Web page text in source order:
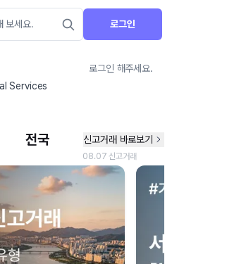
로그인
로그인 해주세요.
Services